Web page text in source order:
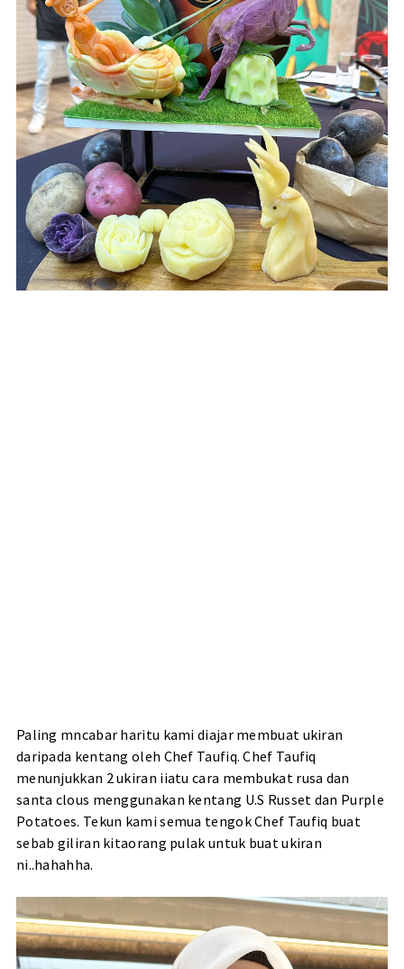
Paling mncabar haritu kami diajar membuat ukiran
daripada kentang oleh Chef Taufiq. Chef Taufiq
menunjukkan 2 ukiran iiatu cara membukat rusa dan
santa clous menggunakan kentang U.S Russet dan Purple
Potatoes. Tekun kami semua tengok Chef Taufiq buat
sebab giliran kitaorang pulak untuk buat ukiran
ni..hahahha.